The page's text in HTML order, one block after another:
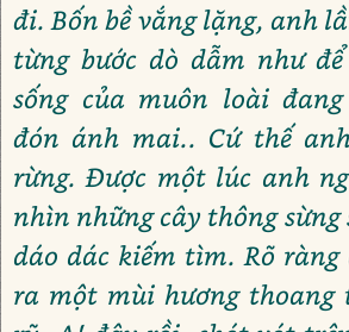
đi. Bốn bề vắng lặng, anh
từng bước dò dẫm như
sống của muôn loài
đón ánh mai.. Cứ thế
rừng. Được một lúc anh
nhìn những cây thông
dáo dác kiếm tìm. Rõ
ra một mùi hương thoang